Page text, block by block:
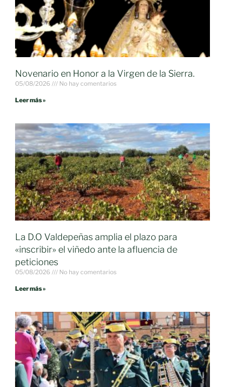
Novenario en Honor a la Virgen de la Sierra.
05/08/2026 No hay comentarios
Leer más »
La D.O Valdepeñas amplia el plazo para
«inscribir» el viñedo ante la afluencia de
peticiones
05/08/2026 No hay comentarios
Leer más »